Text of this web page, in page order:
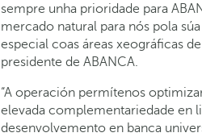
sempre unha prioridade para
mercado natural para nós pola
especial coas áreas xeográficas
presidente de ABANCA.
“A operación permítenos
elevada complementariedade en
desenvolvemento en banca